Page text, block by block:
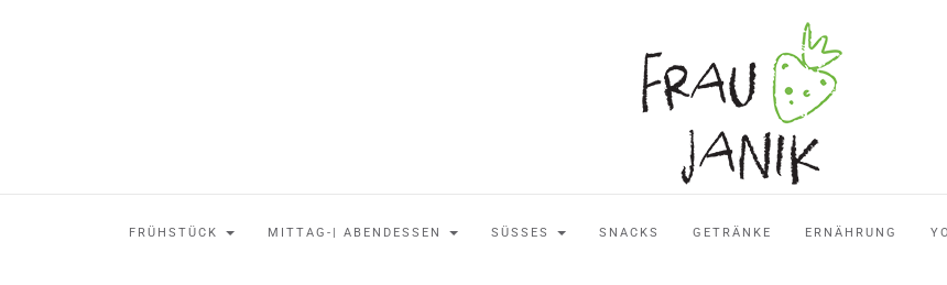
FRÜHSTÜCK MITTAG-| ABENDESSEN SÜSSES SNACKS GETRÄNKE ERNÄHRUNG